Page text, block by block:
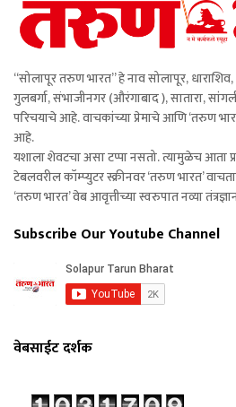
“सोलापूर तरुण भारत” हे नाव सोलापूर,
गुलबर्गा, संभाजीनगर (औरंगाबाद ), सातारा,
परिचयाचे आहे. वाचकांच्या प्रेमाचे आणि ‘तरुण
आहे.
यशाला शेवटचा असा टप्पा नसतो. त्यामुळेच आता
टेबलवरील कॉम्प्युटर स्क्रीनवर ‘तरुण भारत’
‘तरुण भारत’ वेब आवृत्तीच्या स्वरुपात नव्या
Subscribe Our Youtube Channel
वेबसाईट दर्शक